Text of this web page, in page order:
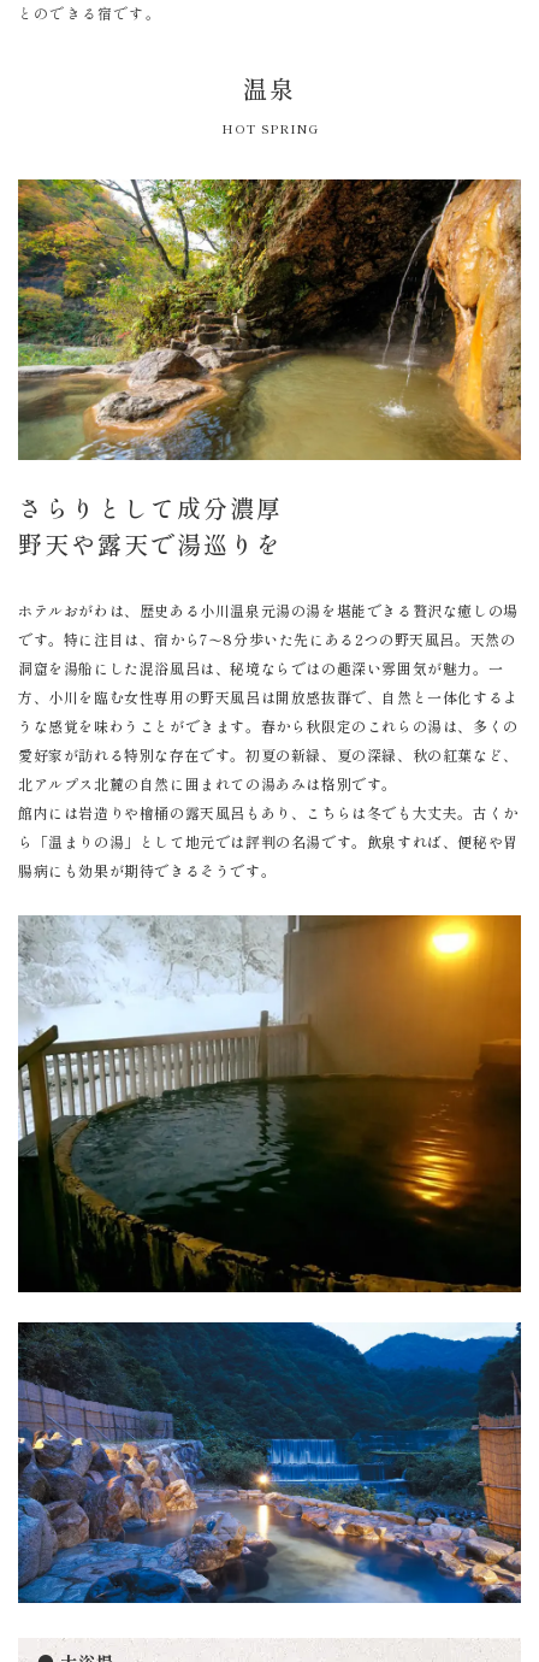
とのできる宿です。
温泉
HOT SPRING
さらりとして成分濃厚
野天や露天で湯巡りを
ホテルおがわは、歴史ある小川温泉元湯の湯を堪能できる贅沢な癒しの場
です。特に注目は、宿から7〜8分歩いた先にある2つの野天風呂。天然の
洞窟を湯船にした混浴風呂は、秘境ならではの趣深い雰囲気が魅力。一
方、小川を臨む女性専用の野天風呂は開放感抜群で、自然と一体化するよ
うな感覚を味わうことができます。春から秋限定のこれらの湯は、多くの
愛好家が訪れる特別な存在です。初夏の新緑、夏の深緑、秋の紅葉など、
北アルプス北麓の自然に囲まれての湯あみは格別です。
館内には岩造りや檜桶の露天風呂もあり、こちらは冬でも大丈夫。古くか
ら「温まりの湯」として地元では評判の名湯です。飲泉すれば、便秘や胃
腸病にも効果が期待できるそうです。